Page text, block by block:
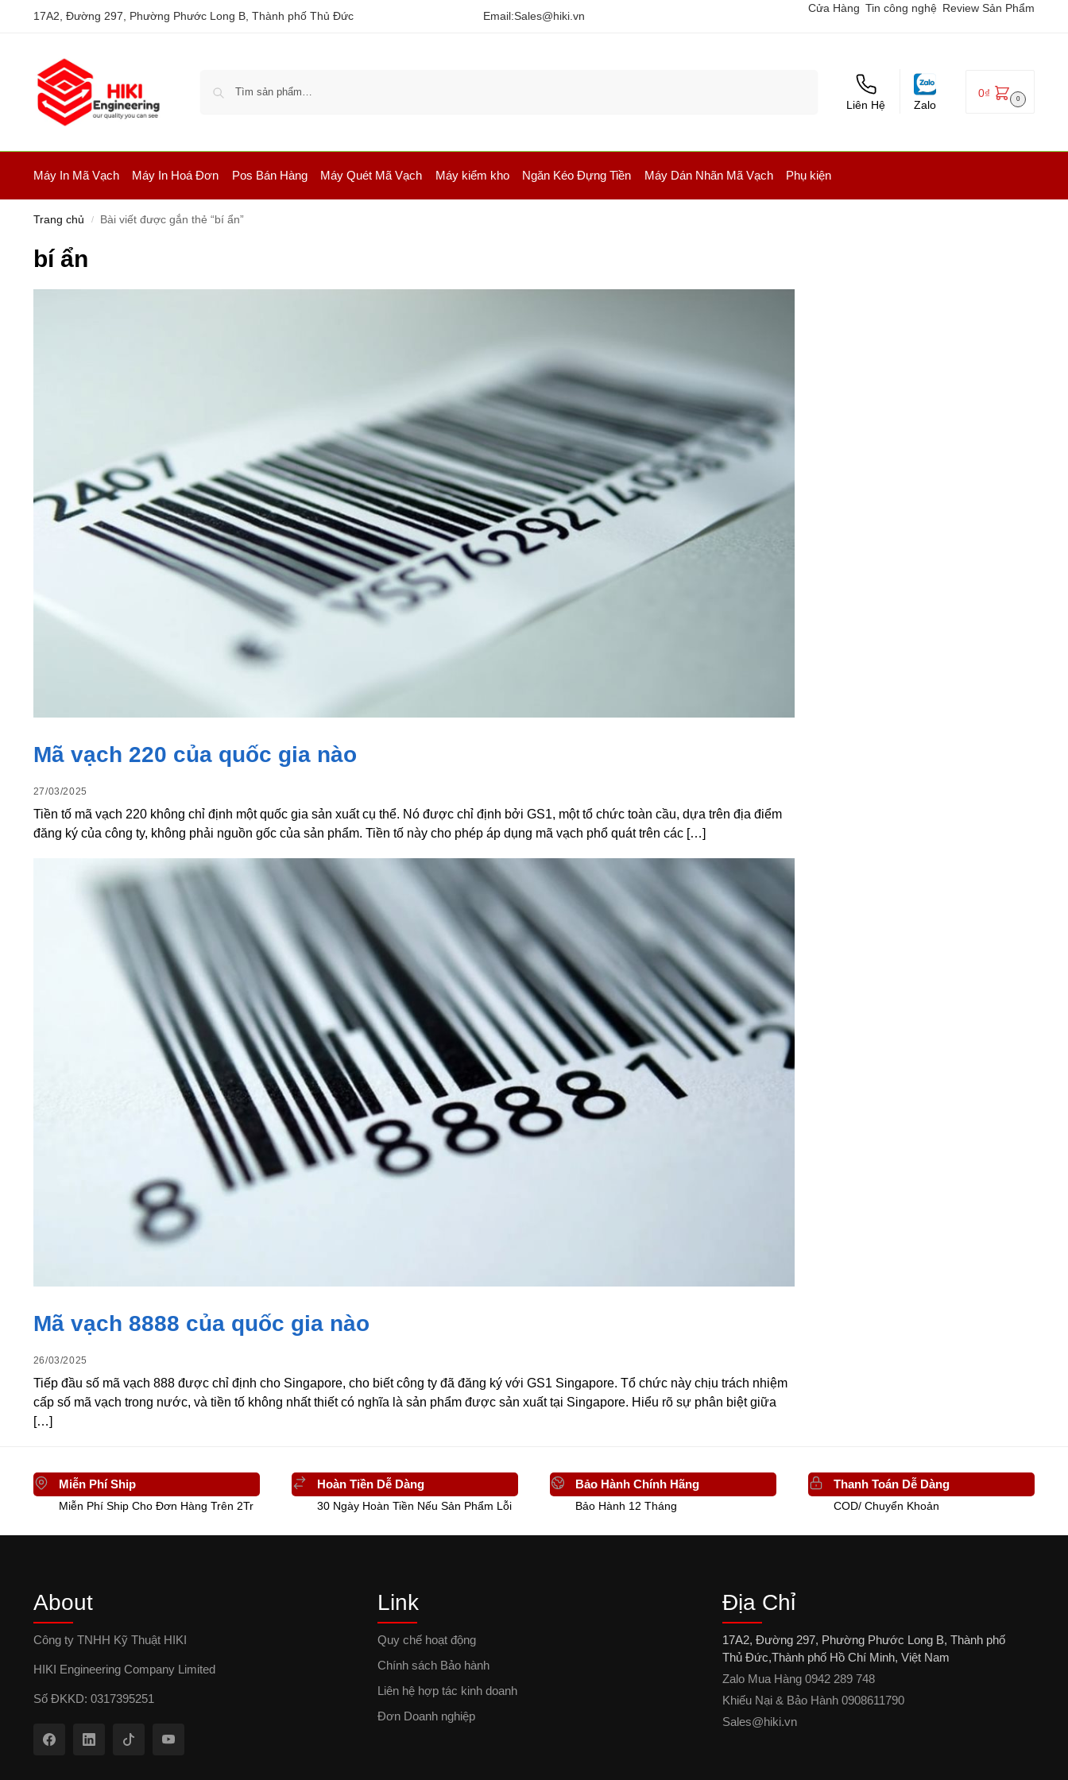
17A2, Đường 297, Phường Phước Long B, Thành phố Thủ Đức Email:Sales@hiki.vn
Cửa Hàng Tin công nghệ Review Sản Phẩm
Liên Hệ Zalo
0₫ 0
Máy In Mã Vạch Máy In Hoá Đơn Pos Bán Hàng Máy Quét Mã Vạch Máy kiểm kho Ngăn Kéo Đựng Tiền Máy Dán Nhãn Mã Vạch Phụ kiện
Trang chủ / Bài viết được gắn thẻ “bí ẩn”
bí ẩn
Mã vạch 220 của quốc gia nào
27/03/2025
Tiền tố mã vạch 220 không chỉ định một quốc gia sản xuất cụ thể. Nó được chỉ định bởi GS1, một tổ chức toàn cầu, dựa trên địa điểm
đăng ký của công ty, không phải nguồn gốc của sản phẩm. Tiền tố này cho phép áp dụng mã vạch phổ quát trên các […]
Mã vạch 8888 của quốc gia nào
26/03/2025
Tiếp đầu số mã vạch 888 được chỉ định cho Singapore, cho biết công ty đã đăng ký với GS1 Singapore. Tổ chức này chịu trách nhiệm
cấp số mã vạch trong nước, và tiền tố không nhất thiết có nghĩa là sản phẩm được sản xuất tại Singapore. Hiểu rõ sự phân biệt giữa
[…]
Miễn Phí Ship
Miễn Phí Ship Cho Đơn Hàng Trên 2Tr
Hoàn Tiền Dễ Dàng
30 Ngày Hoàn Tiền Nếu Sản Phẩm Lỗi
Bảo Hành Chính Hãng
Bảo Hành 12 Tháng
Thanh Toán Dễ Dàng
COD/ Chuyển Khoản
About
Công ty TNHH Kỹ Thuật HIKI
HIKI Engineering Company Limited
Số ĐKKD: 0317395251
Link
Quy chế hoạt động
Chính sách Bảo hành
Liên hệ hợp tác kinh doanh
Đơn Doanh nghiệp
Địa Chỉ
17A2, Đường 297, Phường Phước Long B, Thành phố
Thủ Đức,Thành phố Hồ Chí Minh, Việt Nam
Zalo Mua Hàng 0942 289 748
Khiếu Nại & Bảo Hành 0908611790
Sales@hiki.vn